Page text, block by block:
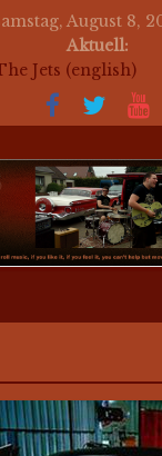
August 8,
Aktuell:
Jets (english)
– Mosaikkunst
Kultur und der
Mason Dixon
Jets